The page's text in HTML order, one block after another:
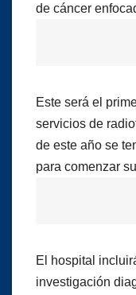
de cáncer
Este será el
servicios de
de este año se
para comenzar
El hospital
investigación